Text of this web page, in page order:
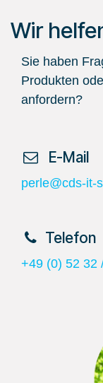
Wir
Sie haben
Produkten
anfordern?
​ E-Mail
perle@cds-it-
​Telefon
+49 (0) 52 32